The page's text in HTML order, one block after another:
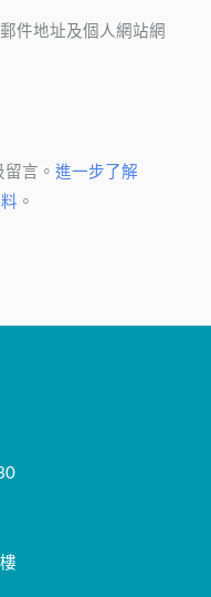
件地址及個人網站網
言。 進一步了解
。